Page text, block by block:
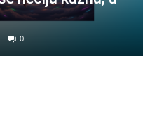
0